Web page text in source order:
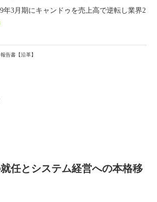
年3月期にキャンドゥを売上高で逆転し業界2
告書【沿革】
任とシステム経営への本格移